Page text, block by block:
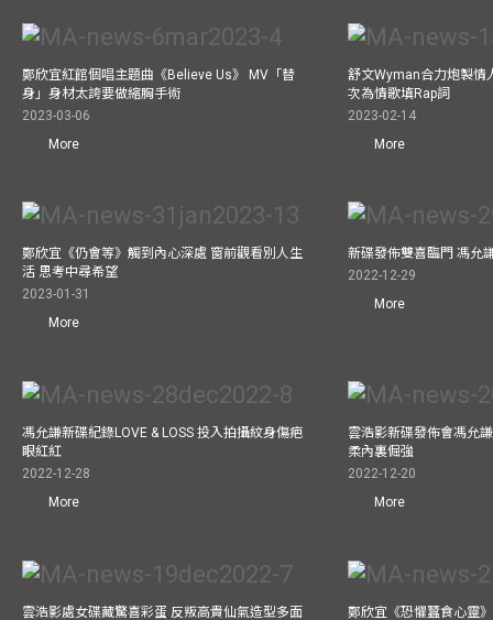
鄭欣宜紅館個唱主題曲《Believe Us》 MV「替
身」身材太誇要做縮胸手術
2023-03-06
More
舒文Wyman合力炮製情
次為情歌填Rap詞
2023-02-14
More
鄭欣宜《仍會等》觸到內心深處 窗前觀看別人生
活 思考中尋希望
2023-01-31
More
新碟發佈雙喜臨門 馮允
2022-12-29
More
馮允謙新碟紀錄LOVE & LOSS 投入拍攝紋身傷疤
眼紅紅
2022-12-28
More
雲浩影新碟發佈會馮允
柔內裏倔強
2022-12-20
More
雲浩影處女碟藏驚喜彩蛋 反叛高貴仙氣造型多面
鄭欣宜《恐懼蠶食心靈